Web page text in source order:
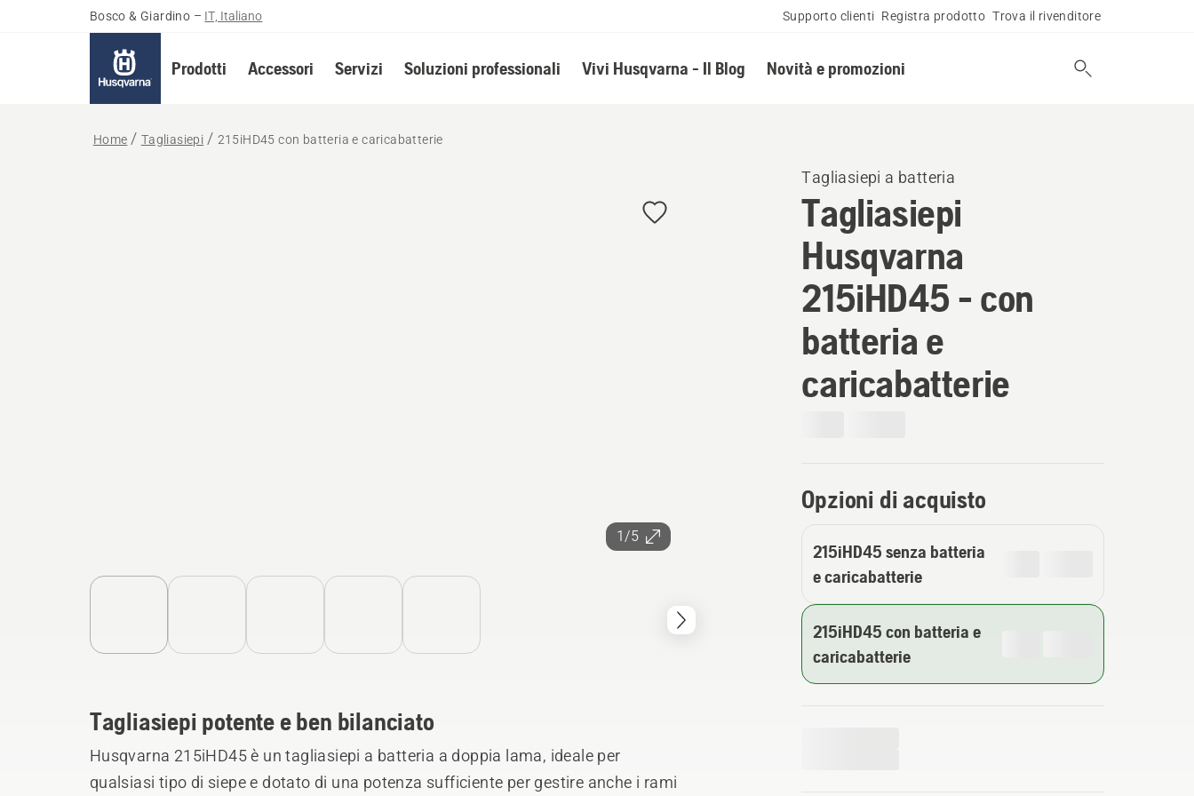
Bosco & Giardino – IT, Italiano Supporto clienti Registra prodotto Trova il rivenditore
Prodotti Accessori Servizi Soluzioni professionali Vivi Husqvarna - Il Blog Novità e promozioni
Home Tagliasiepi 215iHD45 con batteria e caricabatterie
1/5
Tagliasiepi a batteria
Tagliasiepi
Husqvarna
215iHD45 - con
batteria e
caricabatterie
Opzioni di acquisto
215iHD45 senza batteria
e caricabatterie
215iHD45 con batteria e
caricabatterie
Tagliasiepi potente e ben bilanciato
Husqvarna 215iHD45 è un tagliasiepi a batteria a doppia lama, ideale per
qualsiasi tipo di siepe e dotato di una potenza sufficiente per gestire anche i rami